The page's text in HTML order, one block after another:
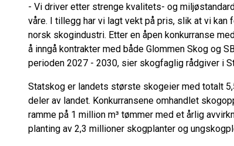
- Vi driver etter strenge kvalitets- og
våre. I tillegg har vi lagt vekt på pris, slik at vi
norsk skogindustri. Etter en åpen konkurranse
å inngå kontrakter med både Glommen Skog og
perioden 2027 - 2030, sier skogfaglig rådgiver i
Statskog er landets største skogeier med totalt
deler av landet. Konkurransene omhandlet
ramme på 1 million m³ tømmer med et årlig
planting av 2,3 millioner skogplanter og